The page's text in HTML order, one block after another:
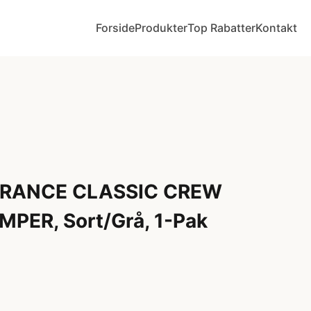
ForsideProdukterTop RabatterKontakt
CLASSIC CREW
Sort/Grå, 1-Pak